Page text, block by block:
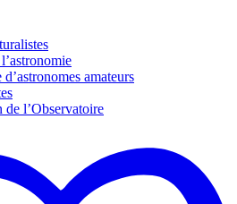
amateurs
de l’Observatoire